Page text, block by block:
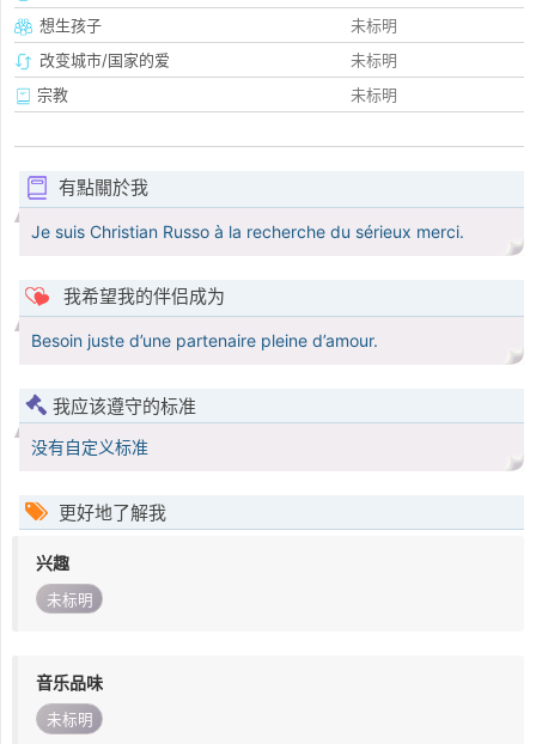
想生孩子
未标明
改变城市/国家的爱
未标明
宗教
未标明
有點關於我
Je suis Christian Russo à la recherche du sérieux merci.
我希望我的伴侣成为
Besoin juste d’une partenaire pleine d’amour.
我应该遵守的标准
没有自定义标准
更好地了解我
兴趣
未标明
音乐品味
未标明